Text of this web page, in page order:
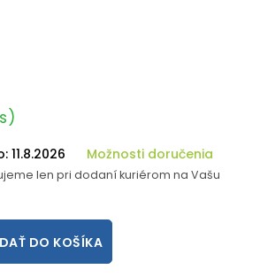
11.8.2026 Možnosti doručenia
len pri dodaní kuriérom na Vašu
DO KOŠÍKA